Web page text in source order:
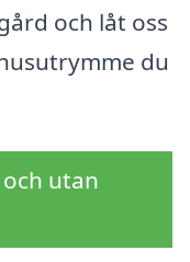
och låt oss
du
utan